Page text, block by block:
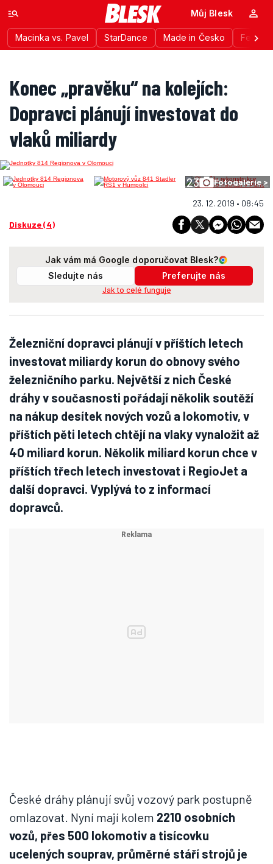
Macinka vs. Pavel StarDance Made in Česko
Můj Blesk
Konec „pravěku“ na kolejích:
Dopravci plánují investovat do
vlaků miliardy
23 Fotogalerie >
23. 12. 2019 • 08:45
Diskuze (4)
Jak vám má Google doporučovat Blesk?
Sledujte nás
Preferujte nás
Jak to celé funguje
Železniční dopravci plánují v příštích letech
investovat miliardy korun do obnovy svého
železničního parku. Největší z nich České
dráhy v současnosti pořádají několik soutěží
na nákup desítek nových vozů a lokomotiv, v
příštích pěti letech chtějí na vlaky vynaložit až
40 miliard korun. Několik miliard korun chce v
příštích třech letech investovat i RegioJet a
další dopravci. Vyplývá to z informací
dopravců.
České dráhy plánují svůj vozový park postupně
omlazovat. Nyní mají kolem 2210 osobních
vozů, přes 500 lokomotiv a tisícovku
ucelených souprav, průměrné stáří strojů je